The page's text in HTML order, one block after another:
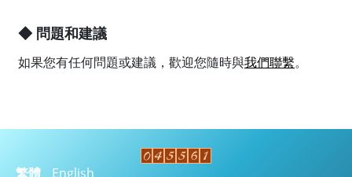
◆ 問題和建議
如果您有任何問題或建議，歡迎您隨時與我們聯繫。
繁體 English